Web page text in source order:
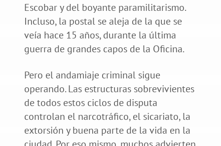
Escobar y del boyante paramilitarismo.
Incluso, la postal se aleja de la que se
veía hace 15 años, durante la última
guerra de grandes capos de la Oficina.
Pero el andamiaje criminal sigue
operando. Las estructuras sobrevivientes
de todos estos ciclos de disputa
controlan el narcotráfico, el sicariato, la
extorsión y buena parte de la vida en la